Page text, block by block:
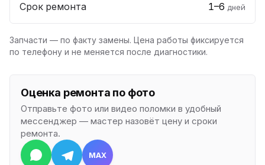
Срок ремонта 1–6 дней
Запчасти — по факту замены. Цена работы фиксируется
по телефону и не меняется после диагностики.
Оценка ремонта по фото
Отправьте фото или видео поломки в удобный
мессенджер — мастер назовёт цену и сроки
ремонта.
MAX